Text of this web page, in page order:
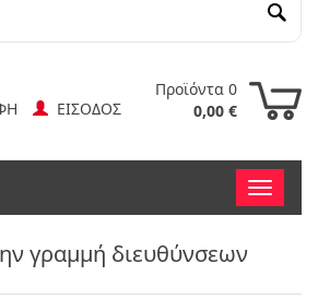
Προϊόντα 0
0,00 €
ΕΙΣΟΔΟΣ
Toggle
nav
γραμμή διευθύνσεων